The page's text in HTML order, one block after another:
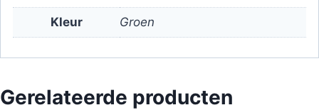
Kleur Groen
Gerelateerde producten